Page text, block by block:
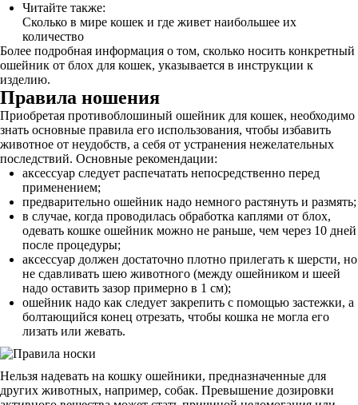
Читайте также:
Сколько в мире кошек и где живет наибольшее их
количество
Более подробная информация о том, сколько носить конкретный
ошейник от блох для кошек, указывается в инструкции к
изделию.
Правила ношения
Приобретая противоблошиный ошейник для кошек, необходимо
знать основные правила его использования, чтобы избавить
животное от неудобств, а себя от устранения нежелательных
последствий. Основные рекомендации:
аксессуар следует распечатать непосредственно перед
применением;
предварительно ошейник надо немного растянуть и размять;
в случае, когда проводилась обработка каплями от блох,
одевать кошке ошейник можно не раньше, чем через 10 дней
после процедуры;
аксессуар должен достаточно плотно прилегать к шерсти, но
не сдавливать шею животного (между ошейником и шеей
надо оставить зазор примерно в 1 см);
ошейник надо как следует закрепить с помощью застежки, а
болтающийся конец отрезать, чтобы кошка не могла его
лизать или жевать.
Нельзя надевать на кошку ошейники, предназначенные для
других животных, например, собак. Превышение дозировки